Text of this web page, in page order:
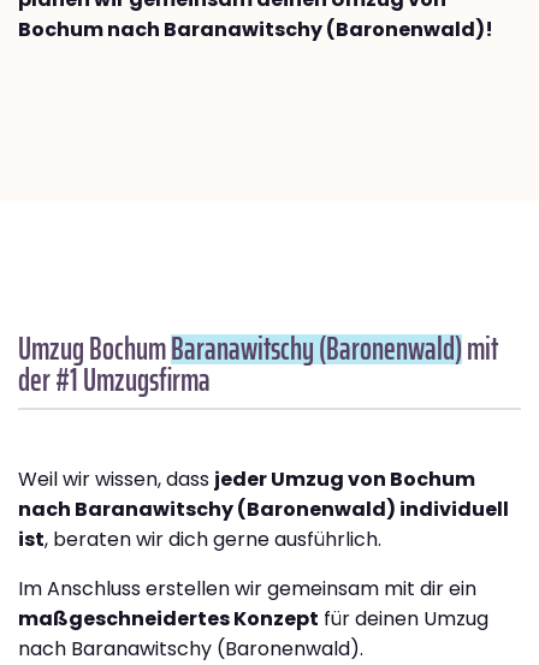
Bochum nach Baranawitschy (Baronenwald)!
Umzug BochumBaranawitschy (Baronenwald)mit
der #1 Umzugsfirma
Weil wir wissen, dass jeder Umzug von Bochum
nach Baranawitschy (Baronenwald) individuell
ist, beraten wir dich gerne ausführlich.
Im Anschluss erstellen wir gemeinsam mit dir ein
maßgeschneidertes Konzept für deinen Umzug
nach Baranawitschy (Baronenwald).